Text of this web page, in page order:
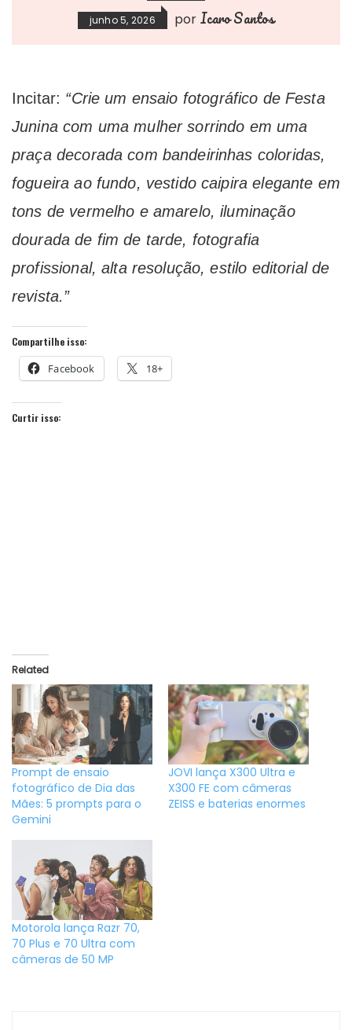
junho 5, 2026 por Icaro Santos
Incitar: “Crie um ensaio fotográfico de Festa
Junina com uma mulher sorrindo em uma
praça decorada com bandeirinhas coloridas,
fogueira ao fundo, vestido caipira elegante em
tons de vermelho e amarelo, iluminação
dourada de fim de tarde, fotografia
profissional, alta resolução, estilo editorial de
revista.”
Compartilhe isso:
Facebook 18+
Curtir isso:
Related
Prompt de ensaio
fotográfico de Dia das
Mães: 5 prompts para o
Gemini
JOVI lança X300 Ultra e
X300 FE com câmeras
ZEISS e baterias enormes
Motorola lança Razr 70,
70 Plus e 70 Ultra com
câmeras de 50 MP